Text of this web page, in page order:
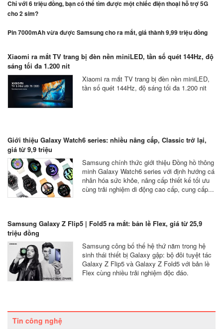
Chỉ với 6 triệu đồng, bạn có thể tìm được một chiếc điện thoại hỗ trợ 5G
cho 2 sim?
Pin 7000mAh vừa được Samsung cho ra mắt, giá thành 9,99 triệu đồng
Xiaomi ra mắt TV trang bị đèn nền miniLED, tần số quét 144Hz, độ
sáng tối đa 1.200 nit
Xiaomi ra mắt TV trang bị đèn nền miniLED,
tần số quét 144Hz, độ sáng tối đa 1.200 nit
Giới thiệu Galaxy Watch6 series: nhiều nâng cấp, Classic trở lại,
giá từ 9,9 triệu
Samsung chính thức giới thiệu Đồng hồ thông
minh Galaxy Watch6 series với định hướng cá
nhân hóa sức khỏe, nâng cấp thiết kế tối ưu
cùng trải nghiệm di động cao cấp, cung cấp...
Samsung Galaxy Z Flip5 | Fold5 ra mắt: bản lề Flex, giá từ 25,9
triệu đồng
Samsung công bố thế hệ thứ năm trong hệ
sinh thái thiết bị Galaxy gập: bộ đôi tuyệt tác
Galaxy Z Flip5 và Galaxy Z Fold5 với bản lề
Flex cùng nhiều trải nghiệm độc đáo.
Tin công nghệ